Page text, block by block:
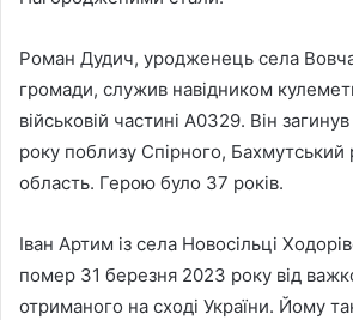
Роман Дудич, уродженець села
громади, служив навідником
військовій частині А0329. Він
року поблизу Спірного,
область. Герою було 37 років.
Іван Артим із села Новосільці
помер 31 березня 2023 року від
отриманого на сході України. Йому